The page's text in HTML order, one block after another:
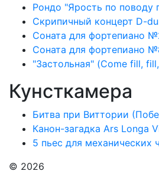
Рондо "Ярость по поводу
Скрипичный концерт D-
Соната для фортепиано
Соната для фортепиано
"Застольная" (Come fill,
Кунсткамера
Битва при Виттории
Канон-загадка Ars Longa
5 пьес для механических
© 2026